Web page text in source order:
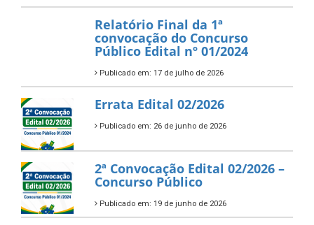
Relatório Final da 1ª
convocação do Concurso
Público Edital nº 01/2024
Publicado em: 17 de julho de 2026
Errata Edital 02/2026
Publicado em: 26 de junho de 2026
2ª Convocação Edital 02/2026 –
Concurso Público
Publicado em: 19 de junho de 2026